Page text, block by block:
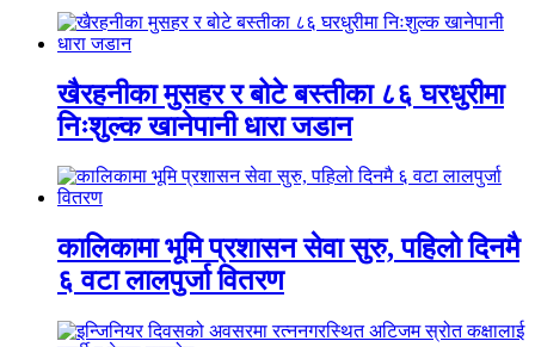
खैरहनीका मुसहर र बोटे बस्तीका ८६ घरधुरीमा
निःशुल्क खानेपानी धारा जडान
कालिकामा भूमि प्रशासन सेवा सुरु, पहिलो दिनमै
६ वटा लालपुर्जा वितरण